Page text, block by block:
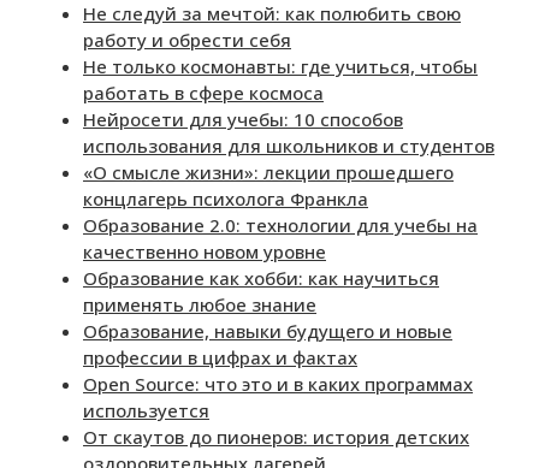
Не следуй за мечтой: как полюбить свою
работу и обрести себя
Не только космонавты: где учиться, чтобы
работать в сфере космоса
Нейросети для учебы: 10 способов
использования для школьников и студентов
«О смысле жизни»: лекции прошедшего
концлагерь психолога Франкла
Образование 2.0: технологии для учебы на
качественно новом уровне
Образование как хобби: как научиться
применять любое знание
Образование, навыки будущего и новые
профессии в цифрах и фактах
Open Source: что это и в каких программах
используется
От скаутов до пионеров: история детских
оздоровительных лагерей